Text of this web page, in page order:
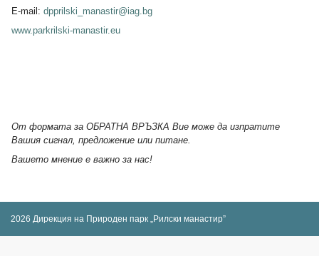
E-mail: dpprilski_manastir@iag.bg
www.parkrilski-manastir.eu
От формата за ОБРАТНА ВРЪЗКА Вие може да изпратите
Вашия сигнал, предложение или питане.
Вашето мнение е важно за нас!
2026 Дирекция на Природен парк „Рилски манастир”